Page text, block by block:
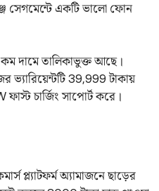
সেগমেন্টে একটি ভালো ফোন
দামে তালিকাভুক্ত আছে।
ভ্যারিয়েন্টটি 39,999 টাকায়
চার্জিং সাপোর্ট করে।
প্ল্যাটফর্ম অ্যামাজনে ছাড়ের